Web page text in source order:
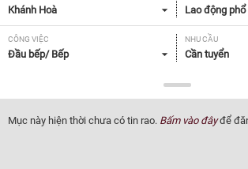
Khánh Hoà Lao động
CÔNG VIỆC
Đầu bếp/ Bếp
NHU CẦU
Cần tuyển
Tất cả
Mục này hiện thời chưa có tin rao. Bấm vào đâyđể